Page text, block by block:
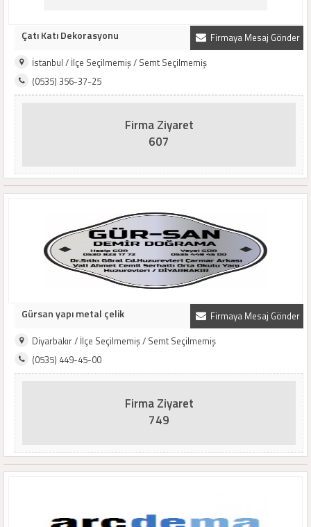
Firmaya Mesaj Gönder
Çatı Katı Dekorasyonu
İstanbul / İlçe Seçilmemiş / Semt Seçilmemiş
(0535) 356-37-25
Firma Ziyaret
607
Firmaya Mesaj Gönder
Gürsan yapı metal çelik
Diyarbakır / İlçe Seçilmemiş / Semt Seçilmemiş
(0535) 449-45-00
Firma Ziyaret
749